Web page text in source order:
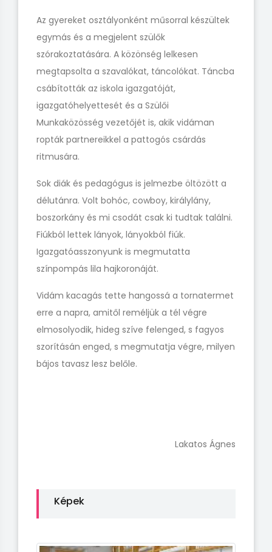
Az gyereket osztályonként műsorral készültek
egymás és a megjelent szülők
szórakoztatására. A közönség lelkesen
megtapsolta a szavalókat, táncolókat. Táncba
csábították az iskola igazgatóját,
igazgatóhelyettesét és a Szülői
Munkaközösség vezetőjét is, akik vidáman
ropták partnereikkel a pattogós csárdás
ritmusára.
Sok diák és pedagógus is jelmezbe öltözött a
délutánra. Volt bohóc, cowboy, királylány,
boszorkány és mi csodát csak ki tudtak találni.
Fiúkból lettek lányok, lányokból fiúk.
Igazgatóasszonyunk is megmutatta
színpompás lila hajkoronáját.
Vidám kacagás tette hangossá a tornatermet
erre a napra, amitől reméljük a tél végre
elmosolyodik, hideg szíve felenged, s fagyos
szorításán enged, s megmutatja végre, milyen
bájos tavasz lesz belőle.
Lakatos Ágnes
Képek